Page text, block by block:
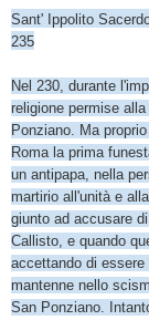
Sant' Ippolito
235
Nel 230, durante
religione permise
Ponziano. Ma
Roma la prima
un antipapa, nella
martirio all'unità e
giunto ad accusare
Callisto, e quando
accettando di
mantenne nello
San Ponziano.